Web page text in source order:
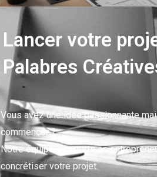
Lancer votre
Palabres
Vous avez une idée passionnante
commencer ?
Notre équipe d’experts en
concrétiser votre projet.